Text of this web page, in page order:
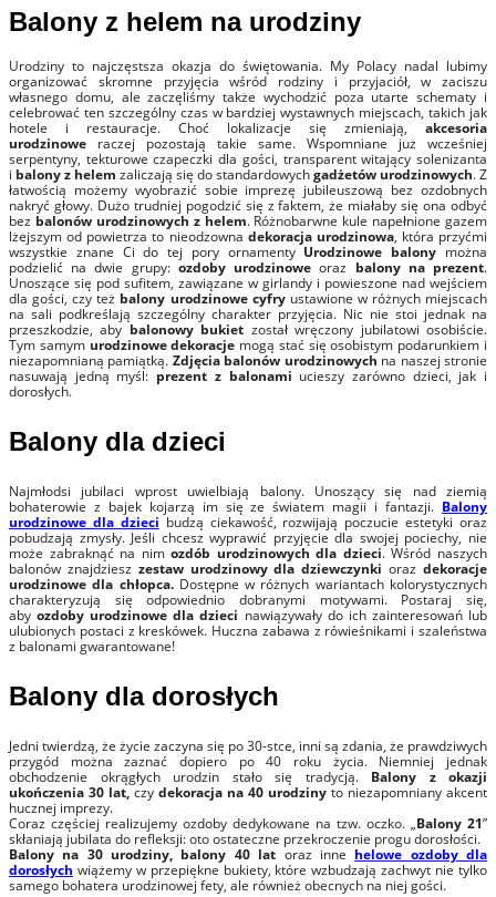
Balony z helem na urodziny
Urodziny to najczęstsza okazja do świętowania. My Polacy nadal lubimy
organizować skromne przyjęcia wśród rodziny i przyjaciół, w zaciszu
własnego domu, ale zaczęliśmy także wychodzić poza utarte schematy i
celebrować ten szczególny czas w bardziej wystawnych miejscach, takich jak
hotele i restauracje. Choć lokalizacje się zmieniają, akcesoria
urodzinowe raczej pozostają takie same. Wspomniane już wcześniej
serpentyny, tekturowe czapeczki dla gości, transparent witający solenizanta
i balony z helem zaliczają się do standardowychgadżetów urodzinowych. Z
łatwością możemy wyobrazić sobie imprezę jubileuszową bez ozdobnych
nakryć głowy. Dużo trudniej pogodzić się z faktem, że miałaby się ona odbyć
bez balonów urodzinowych z helem. Różnobarwne kule napełnione gazem
lżejszym od powietrza to nieodzowna dekoracja urodzinowa, która przyćmi
wszystkie znane Ci do tej pory ornamenty Urodzinowe balony można
podzielić na dwie grupy: ozdoby urodzinowe oraz balony na prezent.
Unoszące się pod sufitem, zawiązane w girlandy i powieszone nad wejściem
dla gości, czy też balony urodzinowe cyfryustawione w różnych miejscach
na sali podkreślają szczególny charakter przyjęcia. Nic nie stoi jednak na
przeszkodzie, aby balonowy bukiet został wręczony jubilatowi osobiście.
Tym samym urodzinowe dekoracje mogą stać się osobistym podarunkiem i
niezapomnianą pamiątką. Zdjęcia balonów urodzinowych na naszej stronie
nasuwają jedną myśl: prezent z balonami ucieszy zarówno dzieci, jak i
dorosłych.
Balony dla dzieci
Najmłodsi jubilaci wprost uwielbiają balony. Unoszący się nad ziemią
bohaterowie z bajek kojarzą im się ze światem magii i fantazji. Balony
urodzinowe dla dzieci budzą ciekawość, rozwijają poczucie estetyki oraz
pobudzają zmysły. Jeśli chcesz wyprawić przyjęcie dla swojej pociechy, nie
może zabraknąć na nimozdób urodzinowych dla dzieci. Wśród naszych
balonów znajdziesz zestaw urodzinowy dla dziewczynki orazdekoracje
urodzinowe dla chłopca. Dostępne w różnych wariantach kolorystycznych
charakteryzują się odpowiednio dobranymi motywami. Postaraj się,
abyozdoby urodzinowe dla dzieci nawiązywały do ich zainteresowań lub
ulubionych postaci z kreskówek. Huczna zabawa z rówieśnikami i szaleństwa
z balonami gwarantowane!
Balony dla dorosłych
Jedni twierdzą, że życie zaczyna się po 30-stce, inni są zdania, że prawdziwych
przygód można zaznać dopiero po 40 roku życia. Niemniej jednak
obchodzenie okrągłych urodzin stało się tradycją. Balony z okazji
ukończenia 30 lat, czy dekoracja na 40 urodziny to niezapomniany akcent
hucznej imprezy.
Coraz częściej realizujemy ozdoby dedykowane na tzw. oczko. „Balony 21”
skłaniają jubilata do refleksji: oto ostateczne przekroczenie progu dorosłości.
Balony na 30 urodziny, balony 40 lat oraz inne helowe ozdoby dla
dorosłych wiążemy w przepiękne bukiety, które wzbudzają zachwyt nie tylko
samego bohatera urodzinowej fety, ale również obecnych na niej gości.